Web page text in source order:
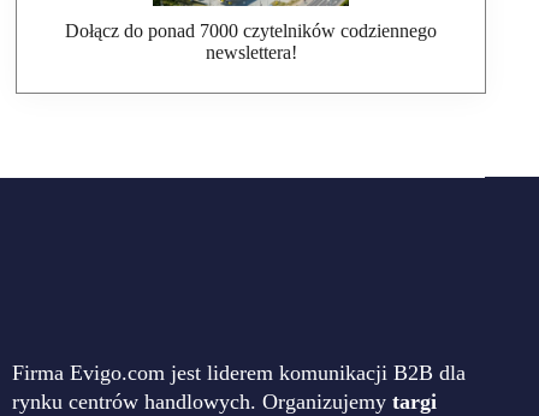
Dołącz do ponad 7000 czytelników codziennego
newslettera!
Firma Evigo.com jest liderem komunikacji B2B dla
rynku centrów handlowych. Organizujemy targi